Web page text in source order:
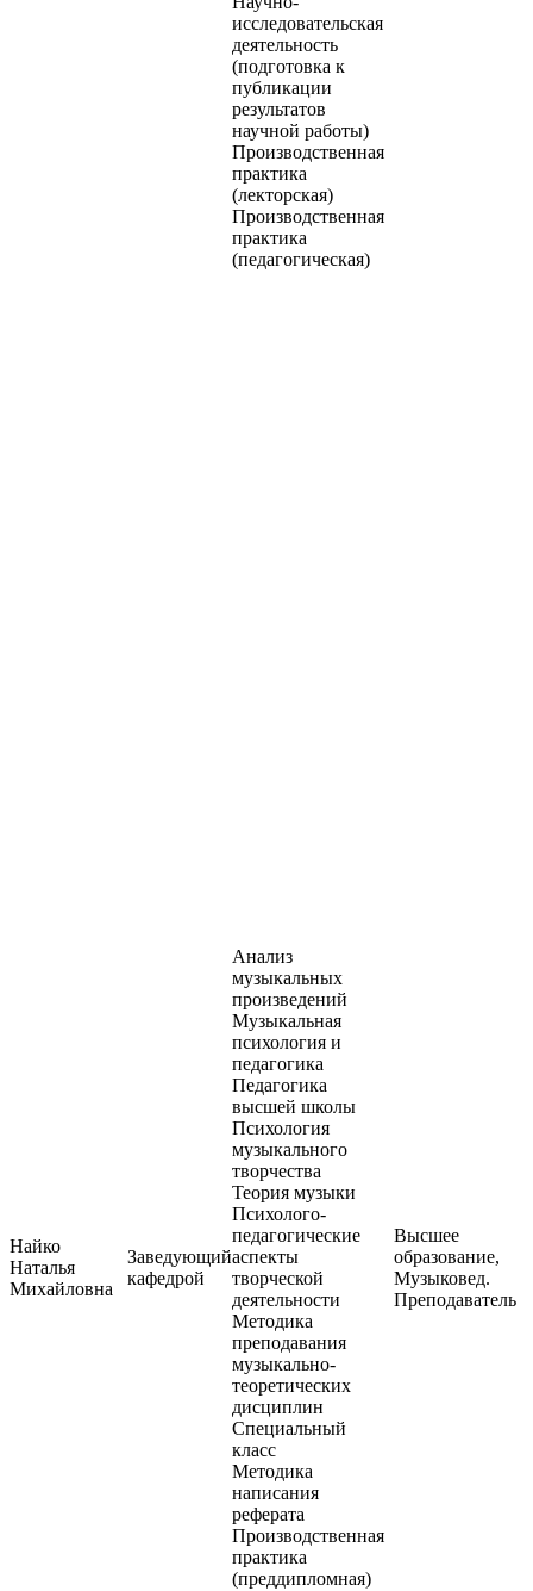
исследовательская
деятельность
(подготовка к
публикации
результатов
научной работы)
Производственная
практика
(лекторская)
Производственная
практика
(педагогическая)
Найко
Наталья
Михайловна
Заведующий
кафедрой
Анализ
музыкальных
произведений
Музыкальная
психология и
педагогика
Педагогика
высшей школы
Психология
музыкального
творчества
Теория музыки
Психолого-
педагогические
аспекты
творческой
деятельности
Методика
преподавания
музыкально-
теоретических
дисциплин
Специальный
класс
Методика
написания
реферата
Производственная
практика
(преддипломная)
Высшее
образование,
Музыковед.
Преподаватель